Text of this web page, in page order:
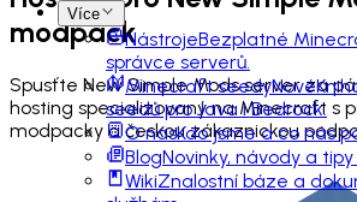
Více
NástrojeBezplatné
správce serverů.
Minecraft seedyNové
seedů pro Java i Bedrock.
O násKdo jsme a co nás
BlogNovinky, návody a
WikiZnalostní báze a
modpack
Spusťte New Simple Mods server za
hosting specializovaný na Minecraft s
modpacky a českou zákaznickou